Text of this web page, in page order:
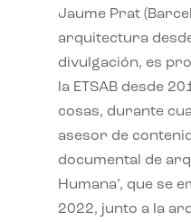
Jaume Prat
arquitectura
divulgación, es
la ETSAB desde
cosas, durante
asesor de
documental de
Humana’, que se
2022, junto a la